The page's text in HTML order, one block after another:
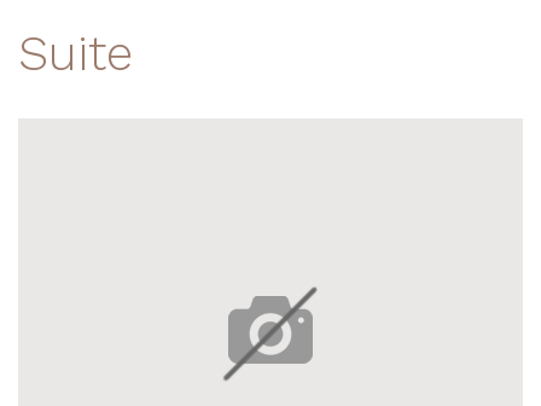
Suite